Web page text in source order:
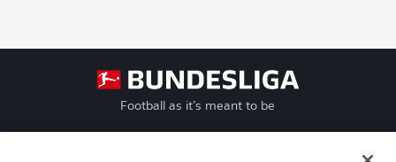
Football as it’s meant to be